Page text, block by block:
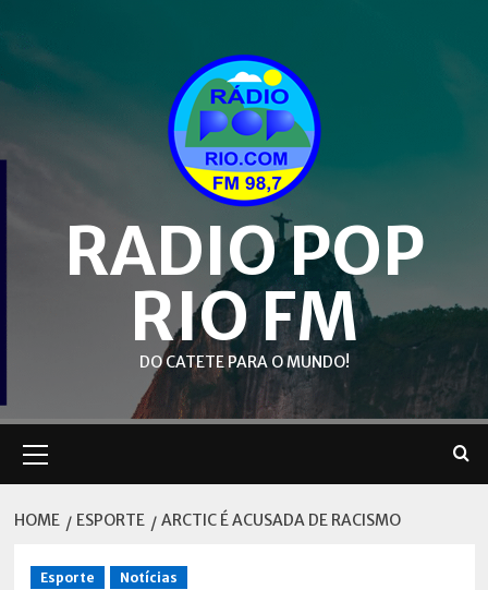
content
RADIO POP
RIO FM
DO CATETE PARA O MUNDO!
Menu
HOME ESPORTE ARCTIC É ACUSADA DE RACISMO
Esporte Notícias